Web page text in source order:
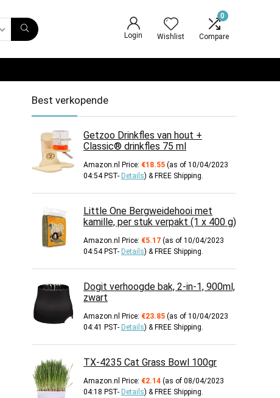
Login Wishlist
0
Compare
Best verkopende
Getzoo Drinkfles van hout +
Classic® drinkfles 75 ml
Amazon.nl Price: €18.55 (as of 10/04/2023
04:54 PST- Details) & FREE Shipping.
Little One Bergweidehooi met
kamille, per stuk verpakt (1 x 400 g)
Amazon.nl Price: €5.17 (as of 10/04/2023
04:54 PST- Details) & FREE Shipping.
Dogit verhoogde bak, 2-in-1, 900ml,
zwart
Amazon.nl Price: €23.85 (as of 10/04/2023
04:41 PST- Details) & FREE Shipping.
TX-4235 Cat Grass Bowl 100gr
Amazon.nl Price: €2.14 (as of 08/04/2023
04:18 PST- Details) & FREE Shipping.